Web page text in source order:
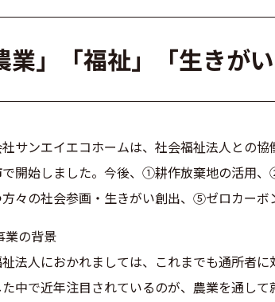
業」「福祉」「生きが
サンエイエコホームは、社会福祉法人との
で開始しました。今後、①耕作放棄地の活用
々の社会参画・生きがい創出、⑤ゼロカーボ
業の背景
法人におかれましては、これまでも通所者
中で近年注目されているのが、農業を通し